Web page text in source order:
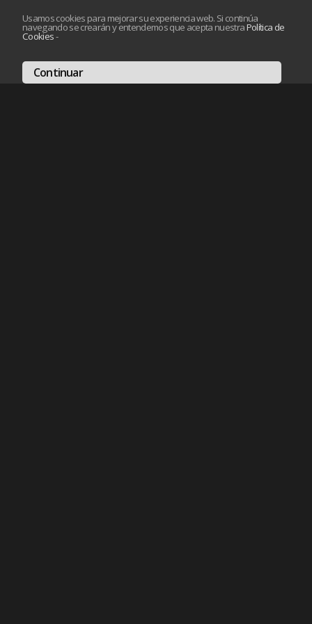
Usamos cookies para mejorar su experiencia web. Si continúa
navegando se crearán y entendemos que acepta nuestraPolítica de
Cookies-
Continuar